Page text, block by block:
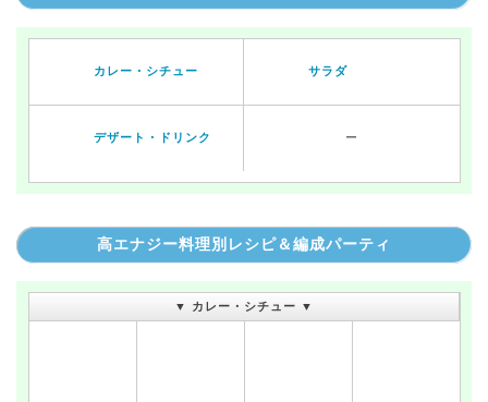
カレー・シチュー サラダ
デザート・ドリンク ー
高エナジー料理別レシピ＆編成パーティ
▼ カレー・シチュー ▼